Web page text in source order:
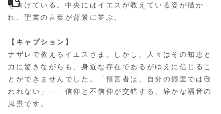
を向けている。中央にはイエスが教えている姿が描か
れ、聖書の言葉が背景に並ぶ。
【キャプション】
ナザレで教えるイエスさま。しかし、人々はその知恵と
力に驚きながらも、身近な存在であるがゆえに信じるこ
とができませんでした。「預言者は、自分の郷里では敬
われない」――信仰と不信仰が交錯する、静かな福音の
風景です。